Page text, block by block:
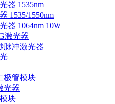
器 1535nm
1535/1550nm
器 1064nm 10W
激光器
脉冲激光器
极管模块
光器
块